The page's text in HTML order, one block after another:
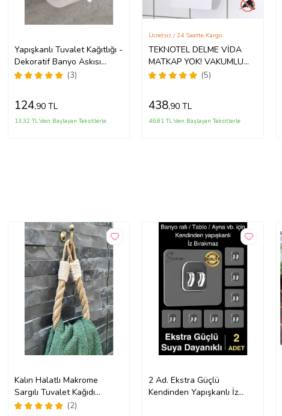
Yapışkanlı Tuvalet Kağıtlığı -
Dekoratif Banyo Askısı
Peçetelik (Siyah)
(3)
124,90 TL
13,32 TL'den Başlayan Taksitlerle
TEKNOTEL DELME VİDA
MATKAP YOK! VAKUMLU
YEDEKLİ TUVALET
(5)
Ücretsiz / 24 Saatte Kargo
438,90 TL
46,81 TL'den Başlayan Taksitlerle
Kalın Halatlı Makrome
Sargılı Tuvalet Kağıdı
Tutucu (Krem) (2)
2 Ad. Ekstra Güçlü
Kendinden Yapışkanlı İz